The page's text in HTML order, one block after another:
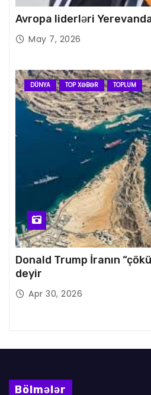
Avropa liderləri
May 7, 2026
DÜNYA TOP XƏBƏR TOPLUM
Donald Trump İranın
deyir
Apr 30, 2026
Bölmələr